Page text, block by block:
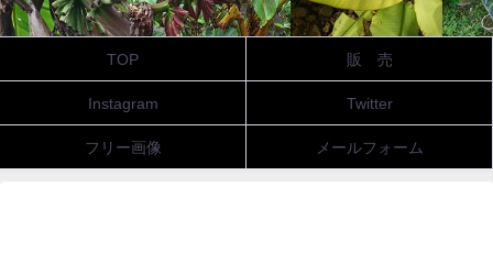
TOP 販 売
Instagram Twitter
フリー画像 メールフォーム